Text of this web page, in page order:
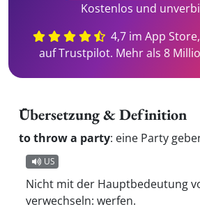
Kostenlos und
4,7 im App
auf Trustpilot. Mehr als 8
Übersetzung & Definition
to throw a party: eine Party
US
Nicht mit der Hauptbedeutung
verwechseln: werfen.